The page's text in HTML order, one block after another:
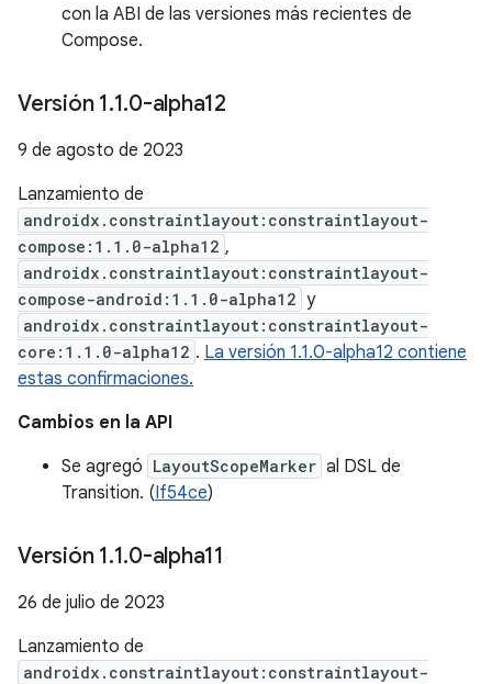
con la ABI de las versiones más recientes de
Compose.
Versión 1.1.0-alpha12
9 de agosto de 2023
Lanzamiento de
androidx.constraintlayout:constraintlayout-
compose:1.1.0-alpha12 ,
androidx.constraintlayout:constraintlayout-
compose-android:1.1.0-alpha12 y
androidx.constraintlayout:constraintlayout-
core:1.1.0-alpha12 . La versión 1.1.0-alpha12 contiene
estas confirmaciones.
Cambios en la API
Se agregó LayoutScopeMarker al DSL de
Transition. (If54ce)
Versión 1.1.0-alpha11
26 de julio de 2023
Lanzamiento de
androidx.constraintlayout:constraintlayout-